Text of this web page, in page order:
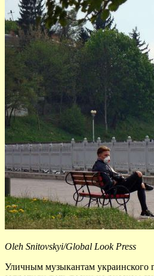
Oleh Snitovskyi/Global Look Press
Уличным музыкантам украинского